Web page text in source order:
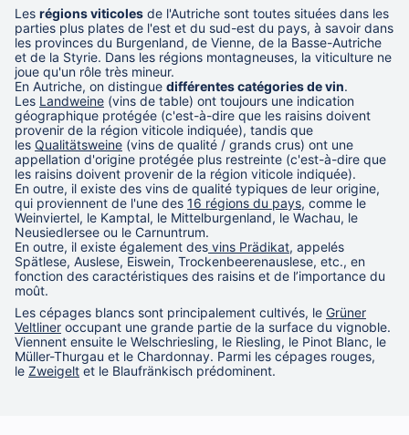
Les régions viticoles de l'Autriche sont toutes situées dans les
parties plus plates de l'est et du sud-est du pays, à savoir dans
les provinces du Burgenland, de Vienne, de la Basse-Autriche
et de la Styrie. Dans les régions montagneuses, la viticulture ne
joue qu'un rôle très mineur.
En Autriche, on distingue différentes catégories de vin.
Les Landweine (vins de table) ont toujours une indication
géographique protégée (c'est-à-dire que les raisins doivent
provenir de la région viticole indiquée), tandis que
les Qualitätsweine (vins de qualité / grands crus) ont une
appellation d'origine protégée plus restreinte (c'est-à-dire que
les raisins doivent provenir de la région viticole indiquée).
En outre, il existe des vins de qualité typiques de leur origine,
qui proviennent de l'une des 16 régions du pays, comme le
Weinviertel, le Kamptal, le Mittelburgenland, le Wachau, le
Neusiedlersee ou le Carnuntrum.
En outre, il existe également des vins Prädikat, appelés
Spätlese, Auslese, Eiswein, Trockenbeerenauslese, etc., en
fonction des caractéristiques des raisins et de l’importance du
moût.
Les cépages blancs sont principalement cultivés, le Grüner
Veltliner occupant une grande partie de la surface du vignoble.
Viennent ensuite le Welschriesling, le Riesling, le Pinot Blanc, le
Müller-Thurgau et le Chardonnay. Parmi les cépages rouges,
le Zweigelt et le Blaufränkisch prédominent.